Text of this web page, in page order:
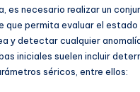
es necesario realizar un
que permita evaluar el estado
y detectar cualquier
iniciales suelen incluir
séricos, entre ellos: